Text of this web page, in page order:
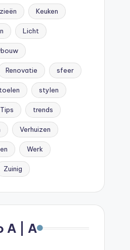
Keuken
Licht
Renovatie sfeer
stylen
Tips trends
Verhuizen
Werk
Zuinig
A | A